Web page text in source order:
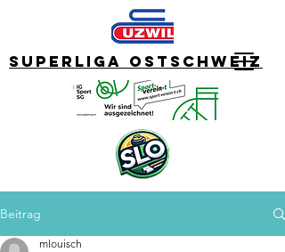
Superliga Ostschweiz
Beitrag
mlouisch